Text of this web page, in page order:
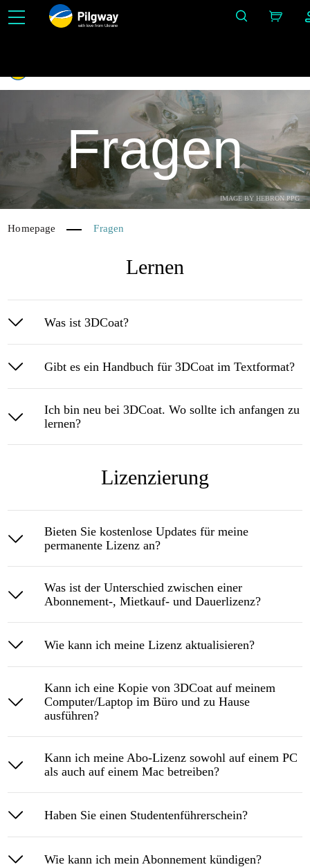
with love from Ukraine
IMAGE BY HEBRON PPG
Fragen
Homepage Fragen
Lernen
Was ist 3DCoat?
Gibt es ein Handbuch für 3DCoat im Textformat?
Ich bin neu bei 3DCoat. Wo sollte ich anfangen zu
lernen?
Lizenzierung
Bieten Sie kostenlose Updates für meine
permanente Lizenz an?
Was ist der Unterschied zwischen einer
Abonnement-, Mietkauf- und Dauerlizenz?
Wie kann ich meine Lizenz aktualisieren?
Kann ich eine Kopie von 3DCoat auf meinem
Computer/Laptop im Büro und zu Hause
ausführen?
Kann ich meine Abo-Lizenz sowohl auf einem PC
als auch auf einem Mac betreiben?
Haben Sie einen Studentenführerschein?
Wie kann ich mein Abonnement kündigen?